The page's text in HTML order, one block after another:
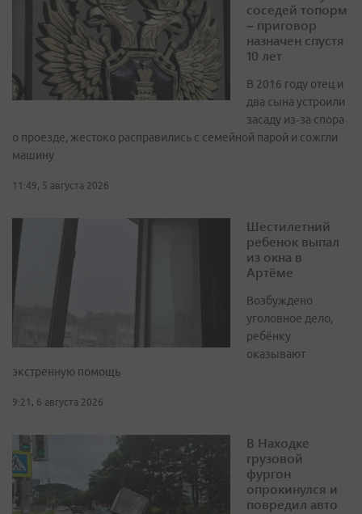
соседей топорм
– приговор
назначен спустя
10 лет
В 2016 году отец и
два сына устроили
засаду из‑за спора
о проезде, жестоко расправились с семейной парой и сожгли
машину
11:49, 5 августа 2026
Шестилетний
ребенок выпал
из окна в
Артёме
Возбуждено
уголовное дело,
ребёнку
оказывают
экстренную помощь
9:21, 6 августа 2026
В Находке
грузовой
фургон
опрокинулся и
повредил авто